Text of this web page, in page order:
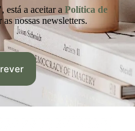
a aceitar a Política de
as nossas newsletters.